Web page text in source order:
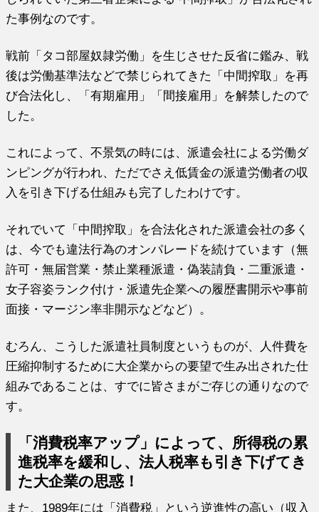
た事例なのです。
戦前「タコ部屋奴隷労働」を生じさせた反省に鑑み、戦
後は労働基準法などで禁じられてきた「中間搾取」を再
び合法化し、「有期雇用」「間接雇用」を解禁したので
した。
これによって、不景気の時には、派遣会社による労働ダ
ンピングが行われ、ただでさえ低賃金の派遣労働者の収
入を引き下げる仕組みも完了したわけです。
それでいて「中間搾取」を合法化された派遣会社の多く
は、今でも違法行為のオンパレードを続けています（無
許可・無届営業・禁止業種派遣・偽装請負・二重派遣・
女子容姿ランク付け・派遣先企業への履歴書開示や事前
面接・マージン率非開示などなど）。
むろん、こうした派遣社員制度というものが、人件費を
圧縮抑制するために大企業からの要望で生み出された仕
組みであることは、すでに皆さまがご存じの通りなので
す。
「消費税率アップ」によって、所得税の累
進税率を緩和し、法人税率も引き下げてき
た大企業の思惑！
また、1989年には「消費税」という逆進性の高い（収入